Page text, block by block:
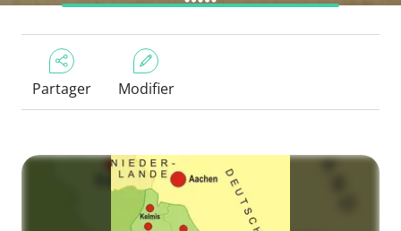
Partager Modifier